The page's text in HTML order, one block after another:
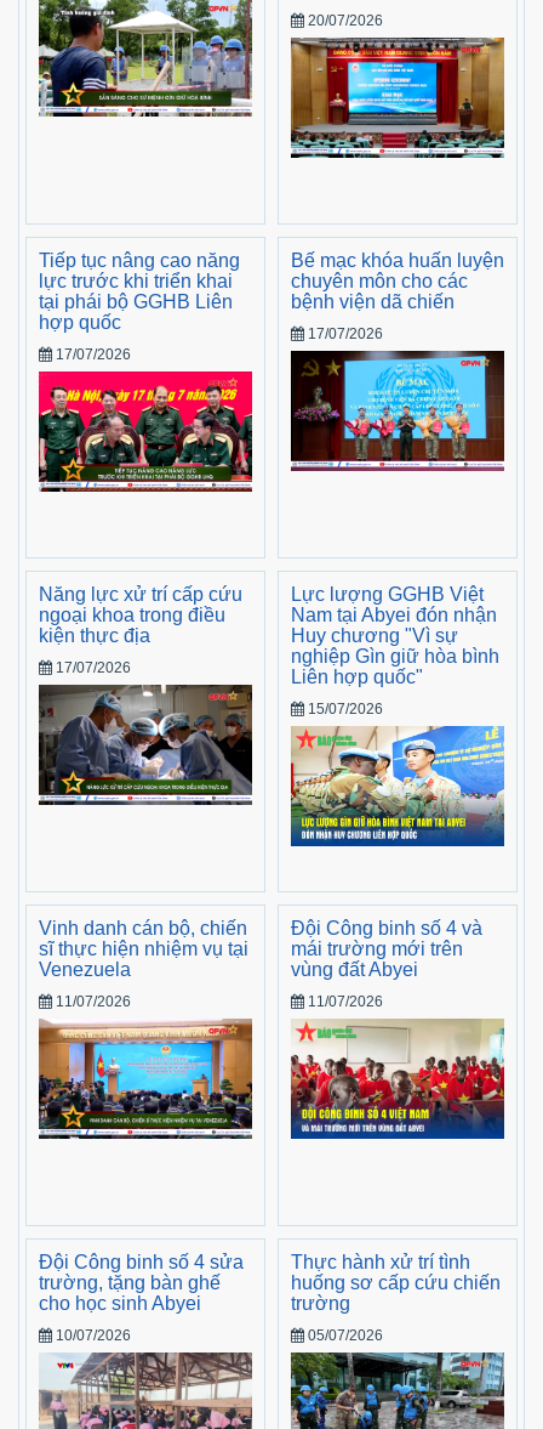
20/07/2026
Tiếp tục nâng cao năng
lực trước khi triển khai
tại phái bộ GGHB Liên
hợp quốc
17/07/2026
Bế mạc khóa huấn luyện
chuyên môn cho các
bệnh viện dã chiến
17/07/2026
Năng lực xử trí cấp cứu
ngoại khoa trong điều
kiện thực địa
17/07/2026
Lực lượng GGHB Việt
Nam tại Abyei đón nhận
Huy chương "Vì sự
nghiệp Gìn giữ hòa bình
Liên hợp quốc"
15/07/2026
Vinh danh cán bộ, chiến
sĩ thực hiện nhiệm vụ tại
Venezuela
11/07/2026
Đội Công binh số 4 và
mái trường mới trên
vùng đất Abyei
11/07/2026
Đội Công binh số 4 sửa
trường, tặng bàn ghế
cho học sinh Abyei
10/07/2026
Thực hành xử trí tình
huống sơ cấp cứu chiến
trường
05/07/2026